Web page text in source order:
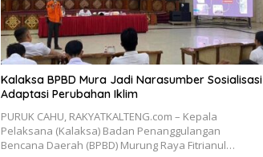
Kalaksa BPBD Mura Jadi Narasumber Sosialisasi
Adaptasi Perubahan Iklim
PURUK CAHU, RAKYATKALTENG.com – Kepala
Pelaksana (Kalaksa) Badan Penanggulangan
Bencana Daerah (BPBD) Murung Raya Fitrianul…